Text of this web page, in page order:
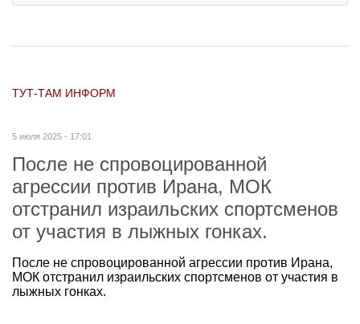
ТУТ-ТАМ ИНФОРМ
5 июля 2025 - 17:01
После не спровоцированной
агрессии против Ирана, МОК
отстранил израильских спортсменов
от участия в лыжных гонках.
После не спровоцированной агрессии против Ирана,
МОК отстранил израильских спортсменов от участия в
лыжных гонках.